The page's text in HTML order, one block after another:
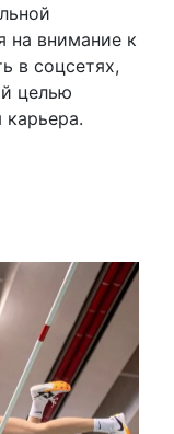
на внимание к
в соцсетях,
целью
карьера.